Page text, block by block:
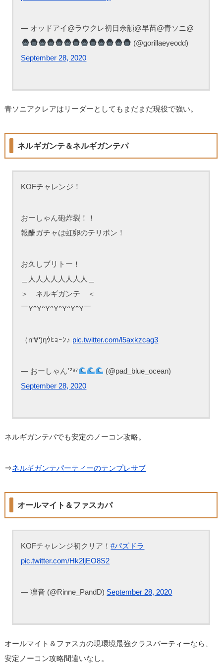
— オッドアイ@ラウクレ初日余韻@早苗@青ソニ@
(@gorillaeyeodd)
September 28, 2020
青ソニアクレアはリーダーとしてもまだまだ現役で強い。
ネルギガンテ＆ネルギガンテパ
KOFチャレンジ！
おーしゃん砲炸裂！！
報酬ガチャは虹卵のテリボン！
お久しブリトー！
＿人人人人人人人人＿
＞ ネルギガンテ ＜
￣Y^Y^Y^Y^Y^Y^Y￣
（n‘∀‘)ηｳﾋｮｰﾝ♪ pic.twitter.com/l5axkzcag3
— おーしゃん⁺²⁹⁷
(@pad_blue_ocean)
September 28, 2020
ネルギガンテパでも安定のノーコン攻略。
⇒ネルギガンテパーティーのテンプレサブ
オールマイト＆ファスカパ
KOFチャレンジ初クリア！#パズドラ
pic.twitter.com/Hk2ljEO8S2
— 凜音 (@Rinne_PandD) September 28, 2020
オールマイト＆ファスカの現環境最強クラスパーティーなら、
安定ノーコン攻略間違いなし。